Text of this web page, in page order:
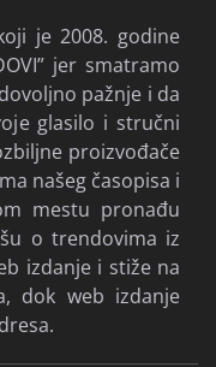
je 2008. godine
jer smatramo
pažnje i da
glasilo i stručni
proizvođače
našeg časopisa i
mestu pronađu
o trendovima iz
izdanje i stiže na
dok web izdanje